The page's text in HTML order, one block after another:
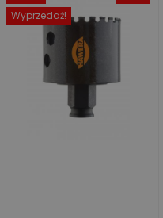
Wyprzedaż!